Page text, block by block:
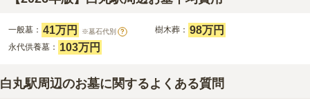
一般墓： 41万円 ※墓石代別 ? 樹木葬： 98万円
永代供養墓： 103万円
白丸駅周辺のお墓に関するよくある質問